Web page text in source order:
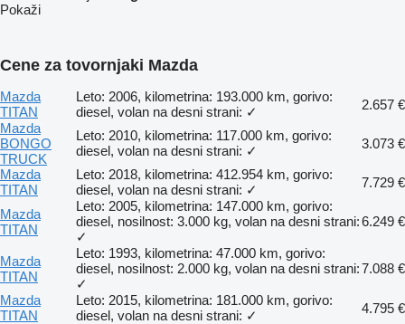
Pokaži
Cene za tovornjaki Mazda
Mazda
TITAN
Leto: 2006, kilometrina: 193.000 km, gorivo:
diesel, volan na desni strani: ✓
2.657 €
Mazda
BONGO
TRUCK
Leto: 2010, kilometrina: 117.000 km, gorivo:
diesel, volan na desni strani: ✓
3.073 €
Mazda
TITAN
Leto: 2018, kilometrina: 412.954 km, gorivo:
diesel, volan na desni strani: ✓
7.729 €
Mazda
TITAN
Leto: 2005, kilometrina: 147.000 km, gorivo:
diesel, nosilnost: 3.000 kg, volan na desni strani:
✓
6.249 €
Mazda
TITAN
Leto: 1993, kilometrina: 47.000 km, gorivo:
diesel, nosilnost: 2.000 kg, volan na desni strani:
✓
7.088 €
Mazda
TITAN
Leto: 2015, kilometrina: 181.000 km, gorivo:
diesel, volan na desni strani: ✓
4.795 €